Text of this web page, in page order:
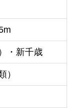
・新千歳
）